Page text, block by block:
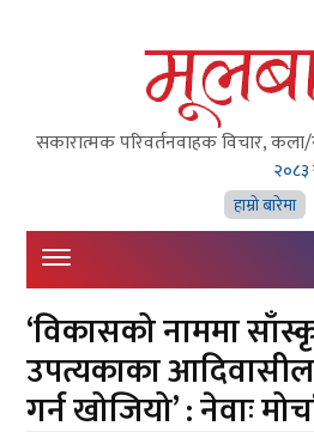
सकारात्मक परिवर्तनवाहक विचार,
२०८३
हाम्राे बारेमा
‘विकासको नाममा
उपत्यकाका
गर्न खोजियो’ : नेवाः